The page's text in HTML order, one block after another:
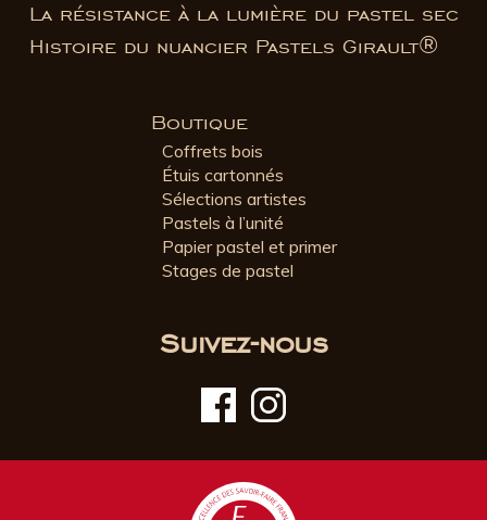
La résistance à la lumière du pastel sec
Histoire du nuancier Pastels Girault®
Boutique
Coffrets bois
Étuis cartonnés
Sélections artistes
Pastels à l’unité
Papier pastel et primer
Stages de pastel
Suivez-nous